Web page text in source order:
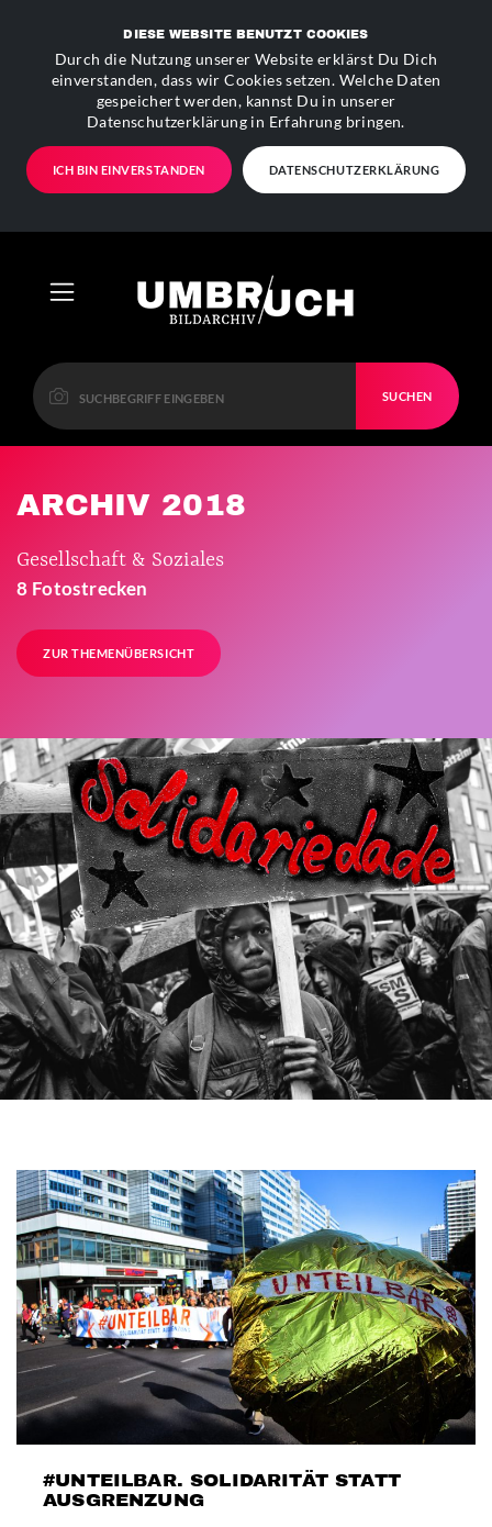
DIESE WEBSITE BENUTZT COOKIES
Durch die Nutzung unserer Website erklärst Du Dich
einverstanden, dass wir Cookies setzen. Welche Daten
gespeichert werden, kannst Du in unserer
Datenschutzerklärung in Erfahrung bringen.
ICH BIN EINVERSTANDEN DATENSCHUTZERKLÄRUNG
SUCHEN
ARCHIV 2018
Gesellschaft & Soziales
8 Fotostrecken
ZUR THEMENÜBERSICHT
#UNTEILBAR. SOLIDARITÄT STATT
AUSGRENZUNG